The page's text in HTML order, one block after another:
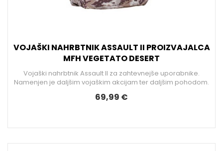
VOJAŠKI NAHRBTNIK ASSAULT II PROIZVAJALCA
MFH VEGETATO DESERT
Vojaški nahrbtnik Assault II za zahtevnejše uporabnike.
Namenjen je daljšim vojaškim akcijam ter daljšim pohodom.
69,99 €